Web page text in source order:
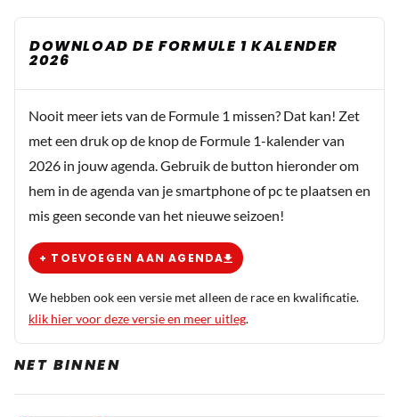
DOWNLOAD DE FORMULE 1 KALENDER
2026
Nooit meer iets van de Formule 1 missen? Dat kan! Zet
met een druk op de knop de Formule 1-kalender van
2026 in jouw agenda. Gebruik de button hieronder om
hem in de agenda van je smartphone of pc te plaatsen en
mis geen seconde van het nieuwe seizoen!
+ TOEVOEGEN AAN AGENDA
We hebben ook een versie met alleen de race en kwalificatie.
klik hier voor deze versie en meer uitleg.
NET BINNEN